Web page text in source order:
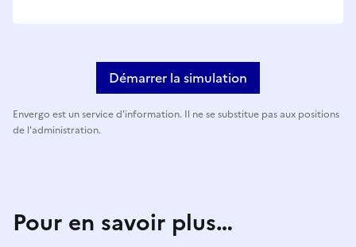
Démarrer la simulation
Envergo est un service d'information. Il ne se substitue pas aux positions
de l'administration.
Pour en savoir plus…